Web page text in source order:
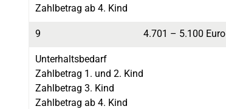
Zahlbetrag ab 4. Kind
9 4.701 – 5.100 Euro
Unterhaltsbedarf
Zahlbetrag 1. und 2. Kind
Zahlbetrag 3. Kind
Zahlbetrag ab 4. Kind